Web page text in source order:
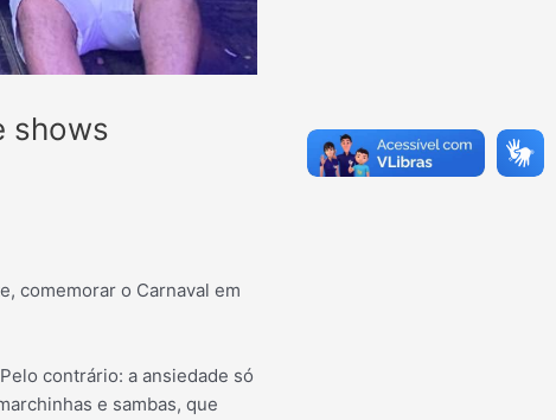
shows
comemorar o Carnaval em
contrário: a ansiedade só
e sambas, que